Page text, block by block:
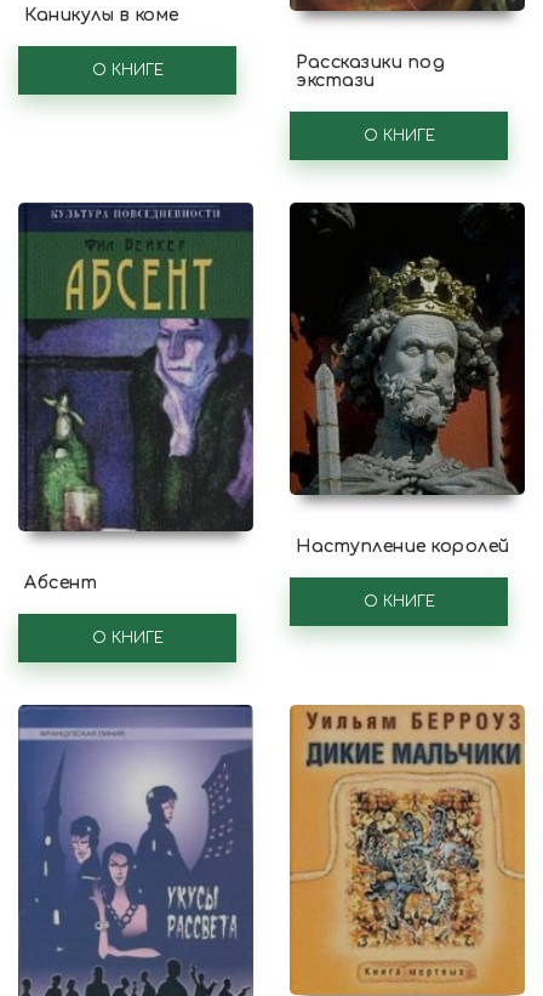
Каникулы в коме
О КНИГЕ
Рассказики под
экстази
О КНИГЕ
Абсент
О КНИГЕ
Наступление королей
О КНИГЕ